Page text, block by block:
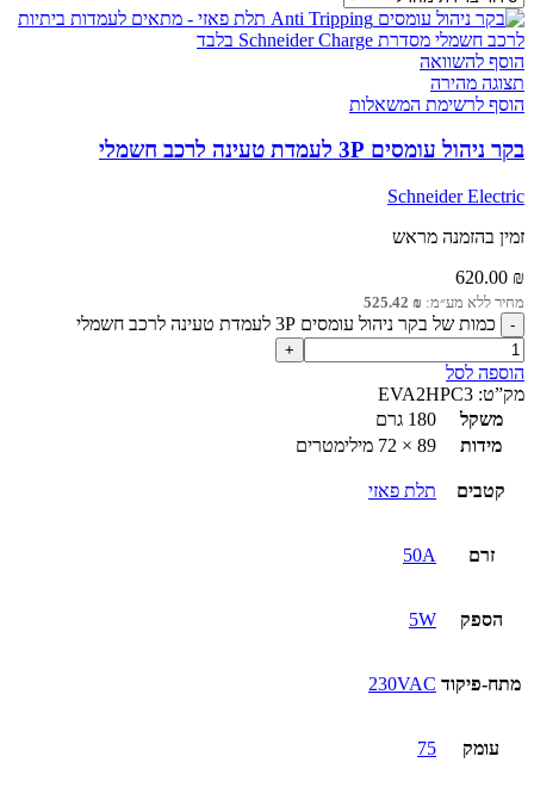
הוסף להשוואה
תצוגה מהירה
הוסף לרשימת המשאלות
בקר ניהול עומסים 3P לעמדת טעינה לרכב חשמלי
Schneider Electric
זמין בהזמנה מראש
620.00 ₪
מחיר ללא מע״מ: 525.42 ₪
כמות של בקר ניהול עומסים 3P לעמדת טעינה לרכב חשמלי
הוספה לסל
מק”ט: EVA2HPC3
משקל
180 גרם
מידות
89 × 72 מילימטרים
קטבים תלת פאזי
זרם 50A
הספק 5W
מתח-פיקוד 230VAC
עומק 75